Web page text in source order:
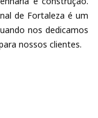
de Fortaleza é um
nos dedicamos
nossos clientes.